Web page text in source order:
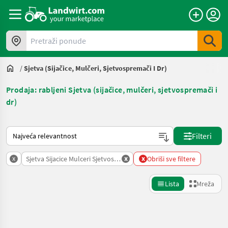
Pretraži ponude
/Sjetva (sijačice, Mulčeri, Sjetvospremači I Dr)
Prodaja: rabljeni Sjetva (sijačice, mulčeri, sjetvospremači i
dr)
Način na koji sortira Landwirt.com
Filteri
x Sjetva Sijacice Mulceri Sjetvospremaci I Dr
x x Obriši sve filtere
Lista Mreža